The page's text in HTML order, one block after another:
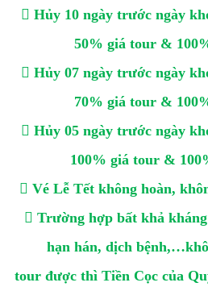
 Hủy 10 ngày trước ngày
50% giá tour &
 Hủy 07 ngày trước ngày
70% giá tour &
 Hủy 05 ngày trước ngày
100% giá tour &
 Vé Lễ Tết không hoàn,
 Trường hợp bất khả
hạn hán, dịch
tour được thì Tiền Cọc của